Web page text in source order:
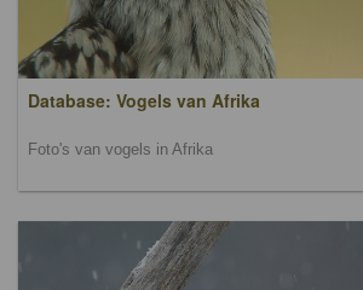
Database: Vogels van Afrika
Foto's van vogels in Afrika